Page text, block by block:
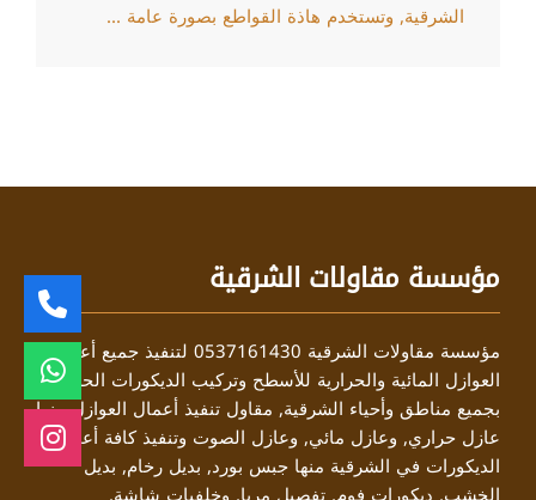
الشرقية, وتستخدم هاذة القواطع بصورة عامة ...
مؤسسة مقاولات الشرقية
مؤسسة مقاولات الشرقية 0537161430 لتنفيذ جميع أعمال
العوازل المائية والحرارية للأسطح وتركيب الديكورات الحديثة
بجميع مناطق وأحياء الشرقية, مقاول تنفيذ أعمال العوازل منها
عازل حراري, وعازل مائي, وعازل الصوت وتنفيذ كافة أعمال
الديكورات في الشرقية منها جبس بورد, بديل رخام, بديل